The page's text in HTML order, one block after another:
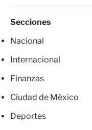
Secciones
Nacional
Internacional
Finanzas
Ciudad de México
Deportes